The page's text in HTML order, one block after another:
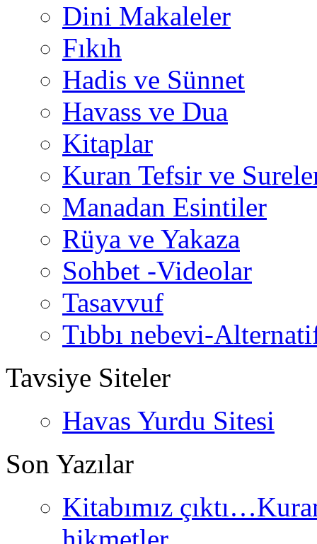
Dini Makaleler
Fıkıh
Hadis ve Sünnet
Havass ve Dua
Kitaplar
Kuran Tefsir ve
Manadan Esintiler
Rüya ve Yakaza
Sohbet -Videolar
Tasavvuf
Tıbbı nebevi-
Tavsiye Siteler
Havas Yurdu Sitesi
Son Yazılar
Kitabımız